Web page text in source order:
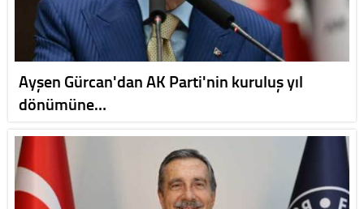
Ayşen Gürcan'dan AK Parti'nin kuruluş yıl
dönümüne…